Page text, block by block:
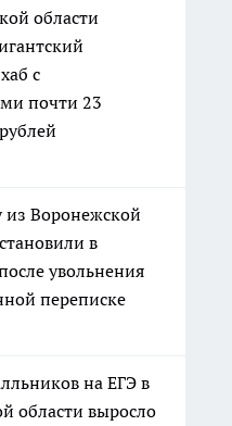
области
с
почти 23
из Воронежской
в
увольнения
переписке
на ЕГЭ в
области выросло